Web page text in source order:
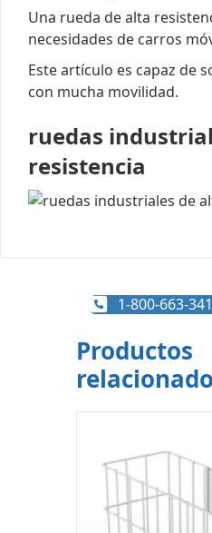
Una rueda de alta
necesidades de carros
Este artículo es capaz de
con mucha movilidad.
ruedas
resistencia
1-800-663-
Productos